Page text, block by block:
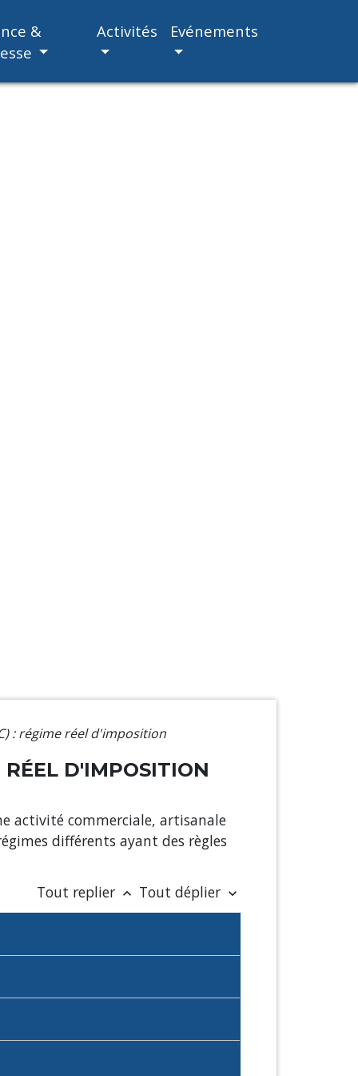
&
Activités Evénements
: régime réel d'imposition
RÉEL D'IMPOSITION
activité commerciale, artisanale
différents ayant des règles
Tout replier keyboard_arrow_up Tout déplier keyboard_arrow_down